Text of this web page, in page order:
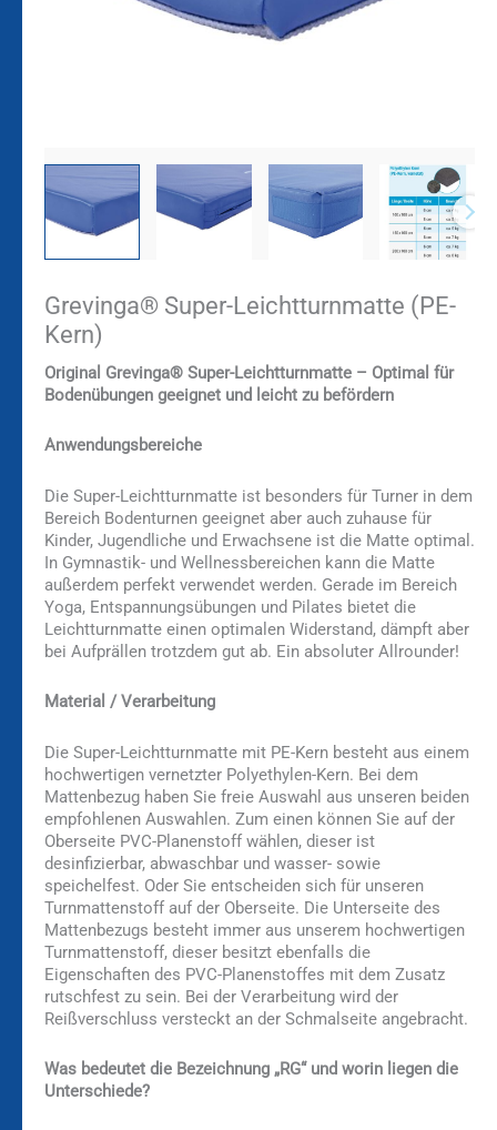
Grevinga® Super-Leichtturnmatte (PE-
Kern)
Original Grevinga® Super-Leichtturnmatte – Optimal für
Bodenübungen geeignet und leicht zu befördern
Anwendungsbereiche
Die Super-Leichtturnmatte ist besonders für Turner in dem
Bereich Bodenturnen geeignet aber auch zuhause für
Kinder, Jugendliche und Erwachsene ist die Matte optimal.
In Gymnastik- und Wellnessbereichen kann die Matte
außerdem perfekt verwendet werden. Gerade im Bereich
Yoga, Entspannungsübungen und Pilates bietet die
Leichtturnmatte einen optimalen Widerstand, dämpft aber
bei Aufprällen trotzdem gut ab. Ein absoluter Allrounder!
Material / Verarbeitung
Die Super-Leichtturnmatte mit PE-Kern besteht aus einem
hochwertigen vernetzter Polyethylen-Kern. Bei dem
Mattenbezug haben Sie freie Auswahl aus unseren beiden
empfohlenen Auswahlen. Zum einen können Sie auf der
Oberseite PVC-Planenstoff wählen, dieser ist
desinfizierbar, abwaschbar und wasser- sowie
speichelfest. Oder Sie entscheiden sich für unseren
Turnmattenstoff auf der Oberseite. Die Unterseite des
Mattenbezugs besteht immer aus unserem hochwertigen
Turnmattenstoff, dieser besitzt ebenfalls die
Eigenschaften des PVC-Planenstoffes mit dem Zusatz
rutschfest zu sein. Bei der Verarbeitung wird der
Reißverschluss versteckt an der Schmalseite angebracht.
Was bedeutet die Bezeichnung „RG“ und worin liegen die
Unterschiede?